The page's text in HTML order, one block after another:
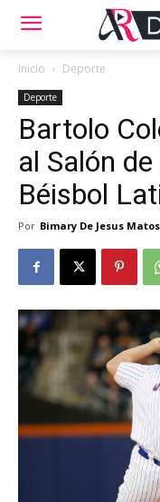
Inicio Deporte
Deporte
Bartolo
al Salón
Béisbol
Por Bimary De Jesus Matos